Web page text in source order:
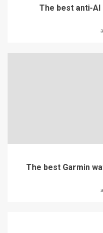
The best anti-AI
The best Garmin